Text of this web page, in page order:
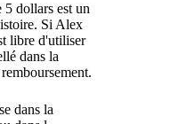
dollars est un
Si Alex
libre d'utiliser
dans la
dans la